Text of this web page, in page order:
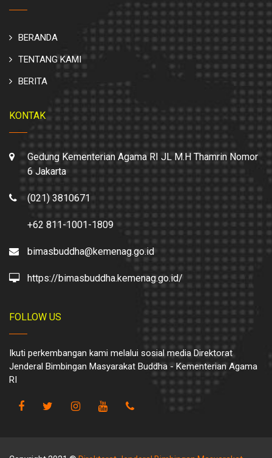
BERANDA
TENTANG KAMI
BERITA
KONTAK
Gedung Kementerian Agama RI JL M.H Thamrin Nomor
6 Jakarta
(021) 3810671
+62 811-1001-1809
bimasbuddha@kemenag.go.id
https://bimasbuddha.kemenag.go.id/
FOLLOW US
Ikuti perkembangan kami melalui sosial media Direktorat
Jenderal Bimbingan Masyarakat Buddha - Kementerian Agama
RI